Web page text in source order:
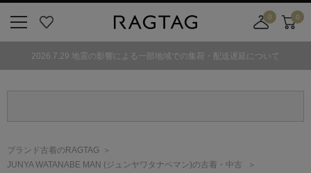
気
0
舗
カ
0
2026.7.29 地震の影響による一部地域での集荷・配送遅延について
ブランド古着のRAGTAG
JUNYA WATANABE MAN (ジュンヤワタナベマン)の古着・中古